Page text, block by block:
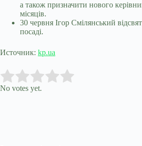
а також призначити нового
місяців.
30 червня Ігор Смілянський
посаді.
Источник: kp.ua
Rate this item:
No votes yet.